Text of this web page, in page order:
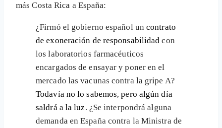
más Costa Rica a España:
¿Firmó el gobierno español uncontrato
de exoneración de responsabilidad con
los laboratorios farmacéuticos
encargados de ensayar y poner en el
mercado las vacunas contra la gripe A?
Todavía no lo sabemos,pero algún día
saldrá a la luz. ¿Se interpondrá alguna
demanda en España contra la Ministra de